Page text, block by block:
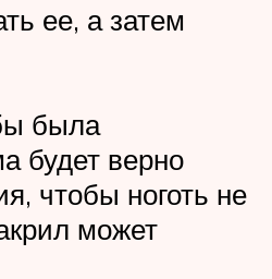
ее, а затем
была
будет верно
чтобы ноготь не
может